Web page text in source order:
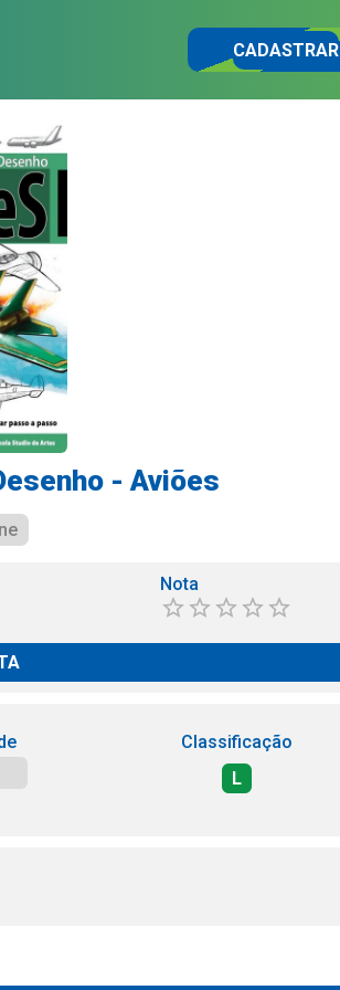
CADASTRAR
- Aviões
Nota
Classificação
L